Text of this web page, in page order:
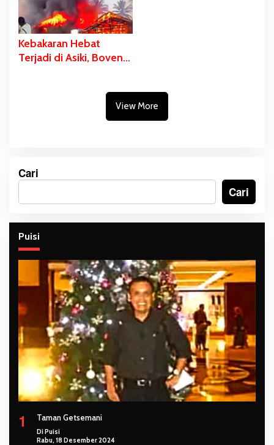
Kebakaran Hebat
Terjadi di Asiki, Boven
View More
Cari
Cari
Puisi
1 Taman Getsemani
Di Puisi
Rabu, 18 Desember 2024